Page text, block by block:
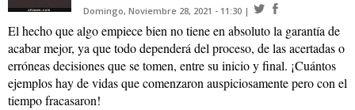
Domingo, Noviembre 28, 2021 - 11:30
El hecho que algo empiece bien no tiene en absoluto la garantía de
acabar mejor, ya que todo dependerá del proceso, de las acertadas o
erróneas decisiones que se tomen, entre su inicio y final. ¡Cuántos
ejemplos hay de vidas que comenzaron auspiciosamente pero con el
tiempo fracasaron!